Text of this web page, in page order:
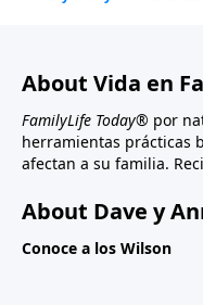
About Vida en
FamilyLife Today® por
herramientas prácticas
afectan a su familia.
About Dave y
Conoce a los Wilson